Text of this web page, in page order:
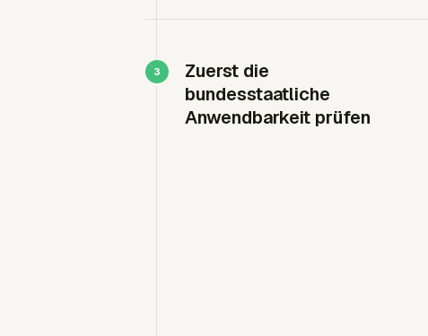
Zuerst die
bundesstaatliche
Anwendbarkeit prüfen